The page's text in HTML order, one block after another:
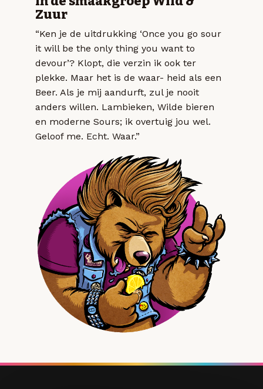
Zuur
“Ken je de uitdrukking ‘Once you go sour
it will be the only thing you want to
devour’? Klopt, die verzin ik ook ter
plekke. Maar het is de waar- heid als een
Beer. Als je mij aandurft, zul je nooit
anders willen. Lambieken, Wilde bieren
en moderne Sours; ik overtuig jou wel.
Geloof me. Echt. Waar.”